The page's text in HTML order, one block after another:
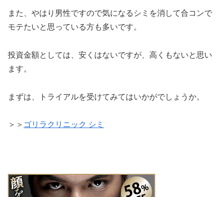
また、やはり男性ですので気になるシミを消して合コンで
モテたいと思っている方も多いです。
投資金額としては、安くはないですが、高くもないと思い
ます。
まずは、トライアルを受けてみてはいかがでしょうか。
＞＞ ゴリラクリニック シミ